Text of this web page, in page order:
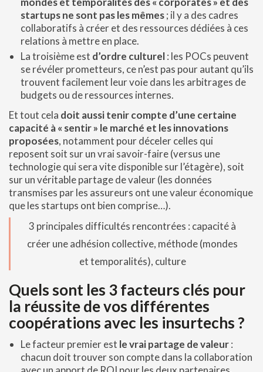
startups ne sont pas les mêmes; il y a des cadres
collaboratifs à créer et des ressources dédiées à ces
relations à mettre en place.
La troisième est d’ordre culturel: les POCs peuvent
se révéler prometteurs, ce n’est pas pour autant qu’ils
trouvent facilement leur voie dans les arbitrages de
budgets ou de ressources internes.
Et tout cela doit aussi tenir compte d’une certaine
capacité à « sentir » le marché et les innovations
proposées, notamment pour déceler celles qui
reposent soit sur un vrai savoir-faire (versus une
technologie qui sera vite disponible sur l’étagère), soit
sur un véritable partage de valeur (les données
transmises par les assureurs ont une valeur économique
que les startups ont bien comprise…).
3 principales difficultés rencontrées : capacité à
créer une adhésion collective, méthode (mondes
et temporalités), culture
Quels sont les 3 facteurs clés pour
la réussite de vos différentes
coopérations avec les insurtechs ?
Le facteur premier est le vrai partage de valeur:
chacun doit trouver son compte dans la collaboration